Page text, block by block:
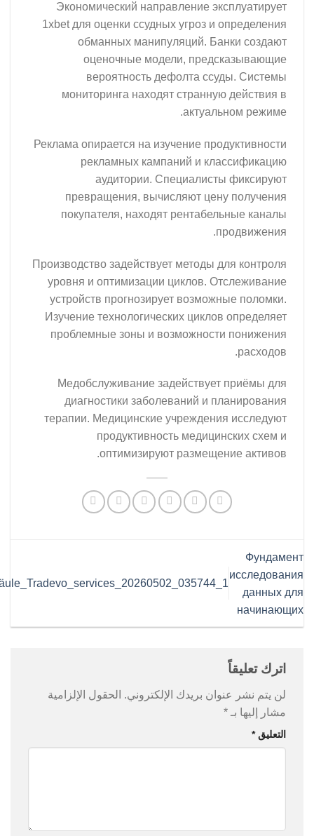
Экономический направление
1xbet для оценки ссудных угроз и
обманных манипуляций.
оценочные модели,
вероятность дефолта
мониторинга находят
Реклама опирается на изучение
рекламных кампаний и
аудитории.
превращения, вычисляют
покупателя, находят
Производство задействует методы
уровня и оптимизации циклов.
устройств прогнозирует
Изучение технологических
проблемные зоны и
Медобслуживание
диагностики заболеваний и
терапии. Медицинские
продуктивность
оптимизируют
بريدك الإلكتروني. الحقول الإلزامية